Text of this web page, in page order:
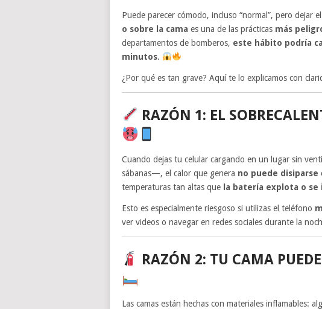
Puede parecer cómodo, incluso “normal”, pero dejar
o sobre la cama es una de las prácticas más
departamentos de bomberos, este hábito podría
minutos.
¿Por qué es tan grave? Aquí te lo explicamos con
RAZÓN 1: EL
Cuando dejas tu celular cargando en un lugar sin
sábanas—, el calor que genera no puede disiparse
temperaturas tan altas que la batería explota o se
Esto es especialmente riesgoso si utilizas el teléfono
ver videos o navegar en redes sociales durante la
RAZÓN 2: TU CAMA
Las camas están hechas con materiales inflamables: